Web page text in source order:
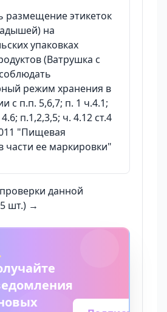
размещение этикеток
на
упаковках
(Ватрушка с
режим хранения в
с п.п. 5,6,7; п. 1 ч.4.1;
п.1,2,3,5; ч. 4.12 ст.4
"Пищевая
части ее маркировки"
данной
шт.) →